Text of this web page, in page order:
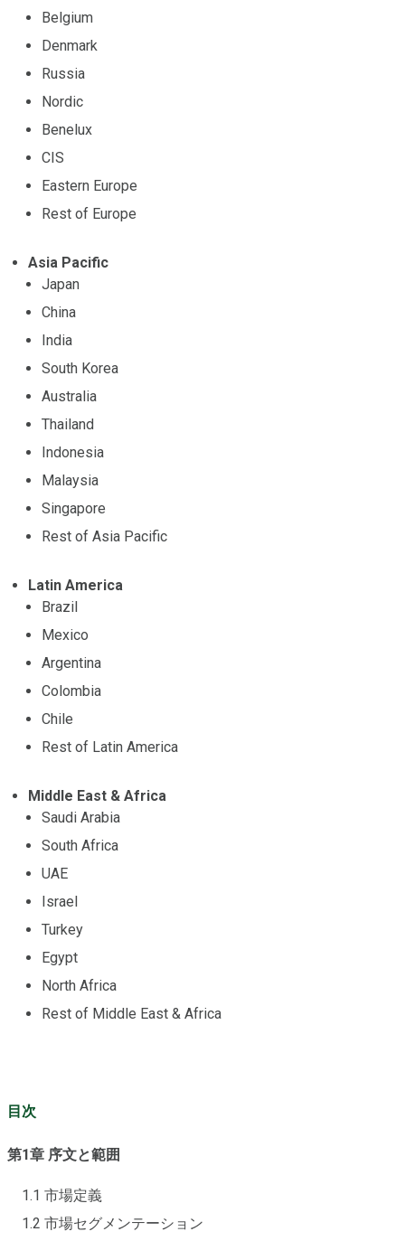
Belgium
Denmark
Russia
Nordic
Benelux
CIS
Eastern Europe
Rest of Europe
Asia Pacific
Japan
China
India
South Korea
Australia
Thailand
Indonesia
Malaysia
Singapore
Rest of Asia Pacific
Latin America
Brazil
Mexico
Argentina
Colombia
Chile
Rest of Latin America
Middle East & Africa
Saudi Arabia
South Africa
UAE
Israel
Turkey
Egypt
North Africa
Rest of Middle East & Africa
目次
第1章 序文と範囲
1.1 市場定義
1.2 市場セグメンテーション